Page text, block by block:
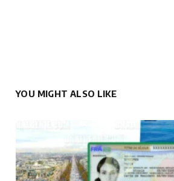
YOU MIGHT ALSO LIKE